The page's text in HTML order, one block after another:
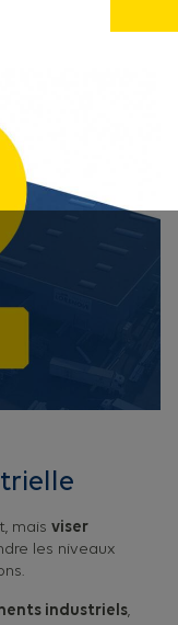
mais viser
les niveaux
industriels,